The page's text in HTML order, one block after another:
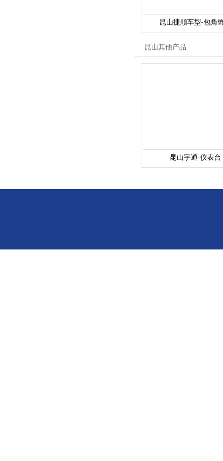
昆山捷顺车型-包角
昆山其他产品
昆山宇通-仪表台